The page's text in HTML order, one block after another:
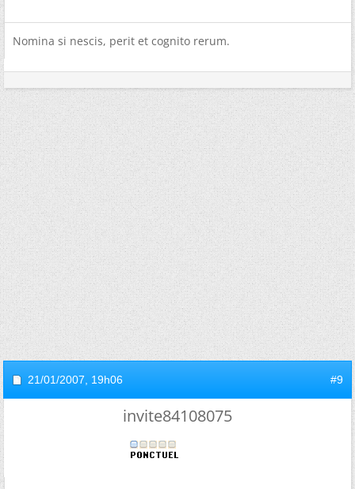
Nomina si nescis, perit et cognito rerum.
21/01/2007, 19h06 #9
invite84108075